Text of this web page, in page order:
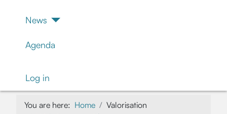
News
Agenda
Log in
You are here: Home
Valorisation